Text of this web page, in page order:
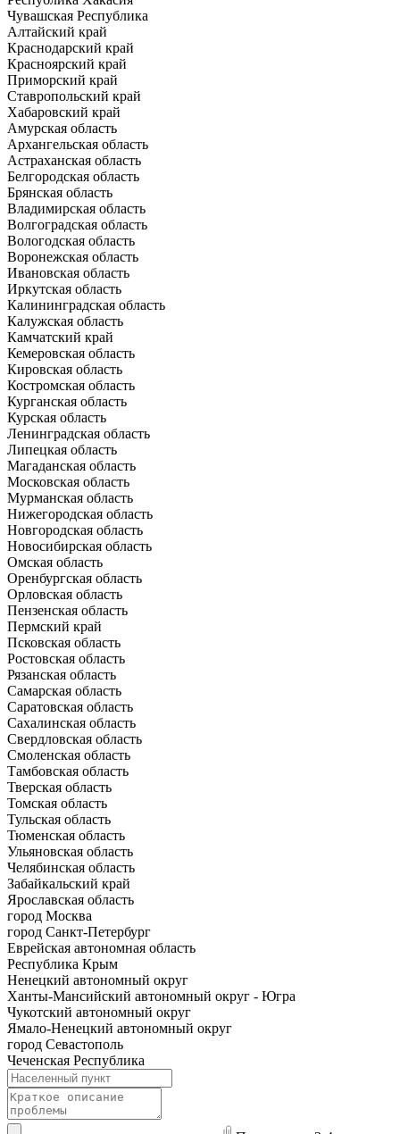
Чувашская Республика
Алтайский край
Краснодарский край
Красноярский край
Приморский край
Ставропольский край
Хабаровский край
Амурская область
Архангельская область
Астраханская область
Белгородская область
Брянская область
Владимирская область
Волгоградская область
Вологодская область
Воронежская область
Ивановская область
Иркутская область
Калининградская область
Калужская область
Камчатский край
Кемеровская область
Кировская область
Костромская область
Курганская область
Курская область
Ленинградская область
Липецкая область
Магаданская область
Московская область
Мурманская область
Нижегородская область
Новгородская область
Новосибирская область
Омская область
Оренбургская область
Орловская область
Пензенская область
Пермский край
Псковская область
Ростовская область
Рязанская область
Самарская область
Саратовская область
Сахалинская область
Свердловская область
Смоленская область
Тамбовская область
Тверская область
Томская область
Тульская область
Тюменская область
Ульяновская область
Челябинская область
Забайкальский край
Ярославская область
город Москва
город Санкт-Петербург
Еврейская автономная область
Республика Крым
Ненецкий автономный округ
Ханты-Мансийский автономный округ - Югра
Чукотский автономный округ
Ямало-Ненецкий автономный округ
город Севастополь
Чеченская Республика